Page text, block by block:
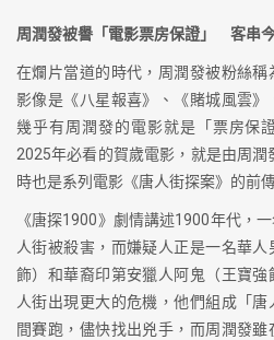
周潤發被譽「電影票房保證」 客串
在爛片當道的時代，周潤發被粉絲
影像是《八星報喜》、《賭城風雲》
幾乎有周潤發的電影就是「票房保
2025年必看的賀歲電影，就是由周
時也是系列電影《唐人街探案》的前傳
《唐探1900》劇情講述1900年代，
人街被殺害，而嫌疑人正是一名華
飾）和華裔印第安獵人阿鬼（王寶
人街出現更大的危機，他們組成「
間賽跑，儘快找出兇手，而周潤發